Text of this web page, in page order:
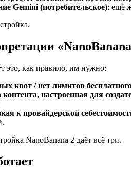
Gemini (потребительское): ещё
это, как правило, им нужно:
квот / нет лимитов
настроенная для
к провайдерской
NanoBanana 2 даёт всё три.